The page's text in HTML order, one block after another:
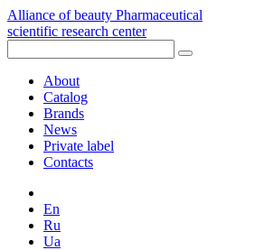
Alliance of beauty Pharmaceutical
scientific research center
About
Catalog
Brands
News
Private label
Contacts
En
Ru
Ua